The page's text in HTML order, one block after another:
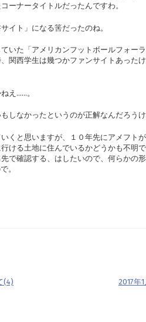
ーナータイトルだったんですわ。
イト」になる筈だったのね。
いた「アメリカンフットボールフォー
関西学生は幾つかファンサイトあった
え……。
しなかったというのが正解なんだろう
くと思いますが、１０年先にアメフト
ける土地に住んでいるかどうかも不明
で確認する、はしたいので、何らかの
。
(4) 2017年